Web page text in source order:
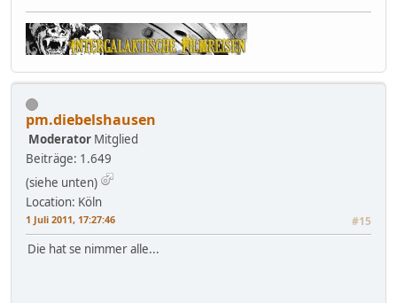
pm.diebelshausen
Moderator Mitglied
Beiträge: 1.649
(siehe unten)
Location: Köln
1 Juli 2011, 17:27:46 #15
Die hat se nimmer alle...